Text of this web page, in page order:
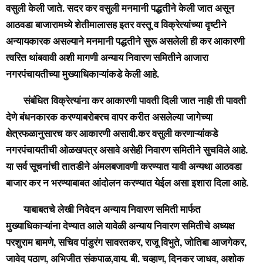
वसुली केली जाते. सदर कर वसुली मनमानी पद्धतीने केली जात असून
आठवडा बाजारामध्ये शेतीमालासह इतर वस्तू व विक्रेत्यांच्या दृष्टीने
अन्यायकारक असल्याने मनमानी पद्धतीने सुरू असलेली ही कर आकारणी
त्वरित थांबवावी अशी मागणी अन्याय निवारण समितीने आजारा
नगरपंचायतीच्या मुख्याधिकाऱ्यांकडे केली आहे.
संबंधित विक्रेत्यांना कर आकारणी पावती दिली जात नाही ती पावती
देणे बंधनकारक करण्याबरोबरच वापर करीत असलेल्या जागेच्या
क्षेत्रफळानुसारच कर आकारणी असावी.कर वसुली करणाऱ्यांकडे
नगरपंचायतीची ओळखपत्र असावे असेही निवारण समितीने सुचविले आहे.
या सर्व सूचनांची तातडीने अंमलबजावणी करण्यात यावी अन्यथा आठवडा
बाजार कर न भरण्याबाबत आंदोलन करण्यात येईल असा इशारा दिला आहे.
याबाबतचे लेखी निवेदन अन्याय निवारण समिती मार्फत
मुख्याधिकाऱ्यांना देण्यात आले यावेळी अन्याय निवारण समितीचे अध्यक्ष
परशुराम बामणे, सचिव पांडुरंग सावरतकर, राजू विभुते, जोतिबा आजगेकर,
जावेद पठाण, अभिजीत संकपाळ,वाय. बी. चव्हाण, दिनकर जाधव, अशोक